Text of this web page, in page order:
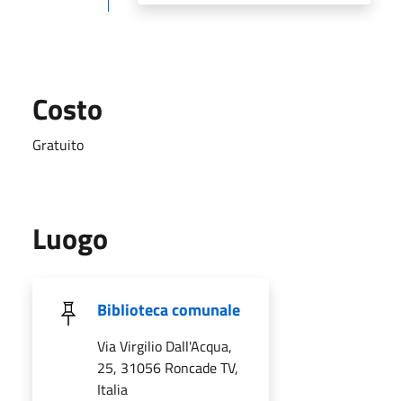
Costo
Gratuito
Luogo
Biblioteca comunale
Via Virgilio Dall'Acqua,
25, 31056 Roncade TV,
Italia